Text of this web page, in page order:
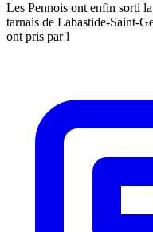
Les Pennois ont enfin sorti
tarnais de Labastide-Saint-
ont pris par l